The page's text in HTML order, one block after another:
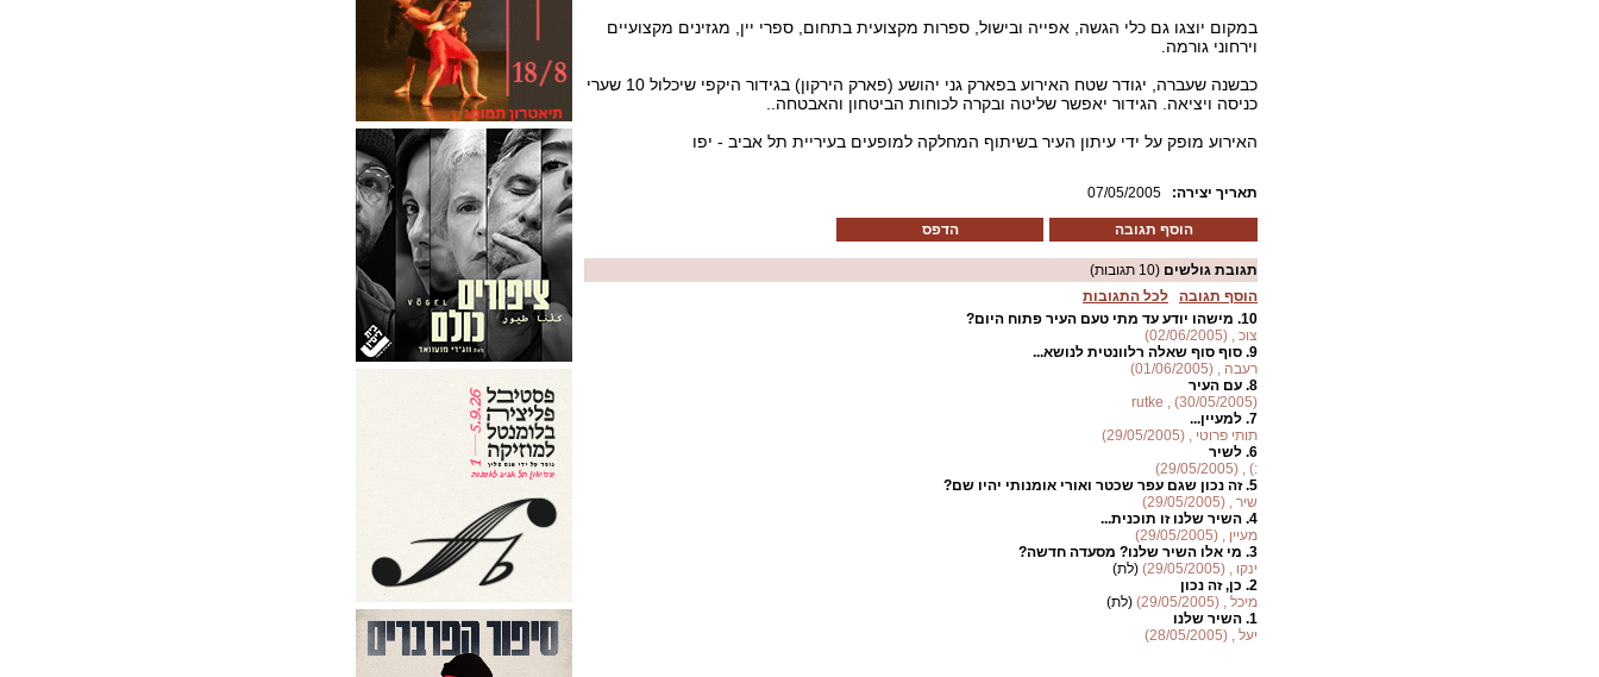
במקום יוצגו גם כלי הגשה, אפייה ובישול, ספרות מקצועית בתחום, ספרי יין, מגזינים מקצועיים
וירחוני גורמה.
כבשנה שעברה, יגודר שטח האירוע בפארק גני יהושע (פארק הירקון) בגידור היקפי שיכלול 10 שערי
כניסה ויציאה. הגידור יאפשר שליטה ובקרה לכוחות הביטחון והאבטחה..
האירוע מופק על ידי עיתון העיר בשיתוף המחלקה למופעים בעיריית תל אביב - יפו
07/05/2005 :תאריך יצירה
הדפס הוסף תגובה
תגובת גולשים (10 תגובות)
הוסף תגובה
לכל התגובות
10. מישהו יודע עד מתי טעם העיר פתוח היום?
צוכ , (02/06/2005)
9. סוף סוף שאלה רלוונטית לנושא...
רעבה , (01/06/2005)
8. עם העיר
rutke , (30/05/2005)
7. למעיין...
תותי פרוטי , (29/05/2005)
6. לשיר
:) , (29/05/2005)
5. זה נכון שגם עפר שכטר ואורי אומנותי יהיו שם?
שיר , (29/05/2005)
4. השיר שלנו זו תוכנית...
מעיין , (29/05/2005)
3. מי אלו השיר שלנו? מסעדה חדשה?
ינקו , (29/05/2005)
(לת)
2. כן, זה נכון
מיכל , (29/05/2005)
(לת)
1. השיר שלנו
יעל , (28/05/2005)